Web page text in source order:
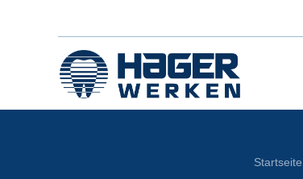
Startseite